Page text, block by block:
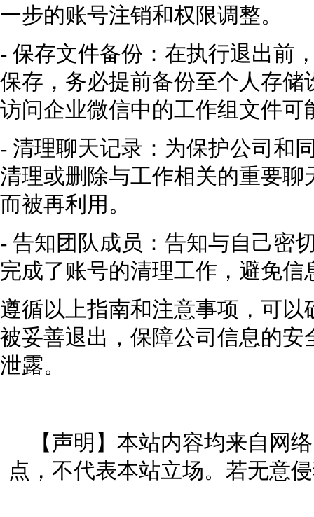
一步的账号注销和权限调整。
- 保存文件备份：在执行退出前
保存，务必提前备份至个人存
访问企业微信中的工作组文件可
- 清理聊天记录：为保护公司和
清理或删除与工作相关的重要
而被再利用。
- 告知团队成员：告知与自己密
完成了账号的清理工作，避免
遵循以上指南和注意事项，可
被妥善退出，保障公司信息的
泄露。
【声明】本站内容均来自网
点，不代表本站立场。若无意